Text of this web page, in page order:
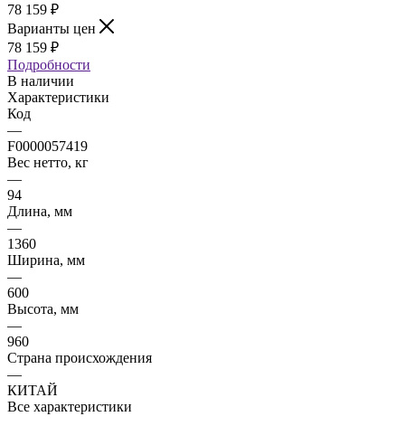
78 159 ₽
Варианты цен
78 159 ₽
Подробности
В наличии
Характеристики
Код
—
F0000057419
Вес нетто, кг
—
94
Длина, мм
—
1360
Ширина, мм
—
600
Высота, мм
—
960
Страна происхождения
—
КИТАЙ
Все характеристики